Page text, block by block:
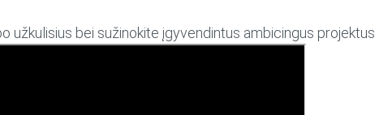
užkulisius bei sužinokite įgyvendintus ambicingus projektus.